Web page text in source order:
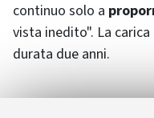
continuo solo a
vista inedito". La
durata due anni.